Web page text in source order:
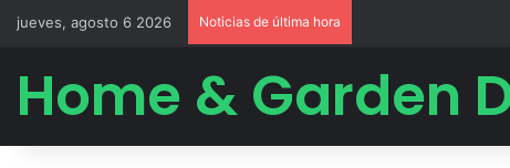
jueves, agosto 6 2026 Noticias de última hora
Home & Garden